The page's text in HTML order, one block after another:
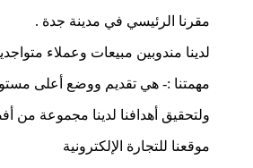
مقرنا الرئيسي في مدينة جدة .
لدينا مندوبين مبيعات وعملاء
مهمتنا :- هي تقديم ووضع أعلى
ولتحقيق أهدافنا لدينا مجموعة من
موقعنا للتجارة الإلكترونية